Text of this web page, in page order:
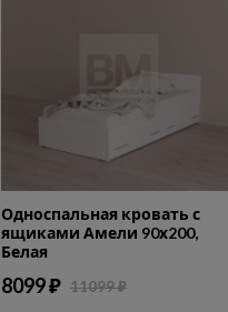
Односпальная кровать с
ящиками Амели 90х200,
Белая
8099 ₽ 11099 ₽